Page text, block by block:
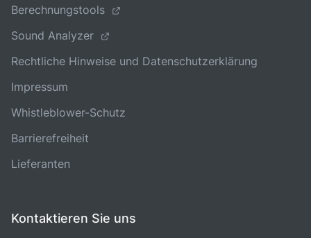
Berechnungstools
Sound Analyzer
Rechtliche Hinweise und Datenschutzerklärung
Impressum
Whistleblower-Schutz
Barrierefreiheit
Lieferanten
Kontaktieren Sie uns